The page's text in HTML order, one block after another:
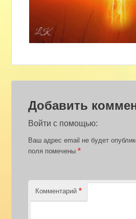
Добавить
Войти с помощью:
Ваш адрес email не будет
поля помечены*
Комментарий*